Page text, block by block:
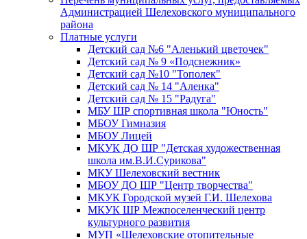
Администрацией Шелеховского муниципального
района
Платные услуги
Детский сад №6 "Аленький цветочек"
Детский сад № 9 «Подснежник»
Детский сад №10 "Тополек"
Детский сад № 14 "Аленка"
Детский сад № 15 "Радуга"
МБУ ШР спортивная школа "Юность"
МБОУ Гимназия
МБОУ Лицей
МКУК ДО ШР "Детская художественная
школа им.В.И.Сурикова"
МКУ Шелеховский вестник
МБОУ ДО ШР "Центр творчества"
МКУК Городской музей Г.И. Шелехова
МКУК ШР Межпоселенческий центр
культурного развития
МУП «Шелеховские отопительные